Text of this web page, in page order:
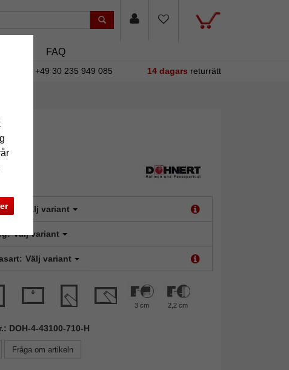
FAQ
+49 30 235 949 085 14 dagars returrätt
Välj variant
Välj variant
Välj variant
3 cm 2,2 cm
DOH-4-43100-710-H
Fråga om artikeln